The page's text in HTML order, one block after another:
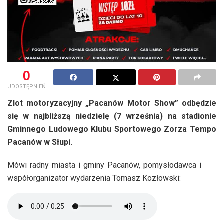
0
UDOSTĘPNIEŃ
Zlot motoryzacyjny „Pacanów Motor Show” odbędzie
się w najbliższą niedzielę (7 września) na stadionie
Gminnego Ludowego Klubu Sportowego Zorza Tempo
Pacanów w Słupi.
Mówi radny miasta i gminy Pacanów, pomysłodawca i
współorganizator wydarzenia Tomasz Kozłowski: